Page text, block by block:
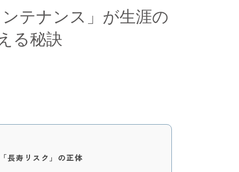
ンテナンス」が生涯の
る秘訣
長寿リスク」の正体